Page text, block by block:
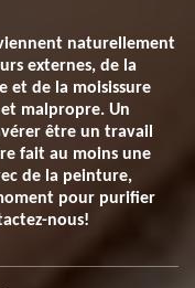
naturellement
externes, de la
et de la moisissure
malpropre. Un
être un travail
fait au moins une
de la peinture,
pour purifier
nous!